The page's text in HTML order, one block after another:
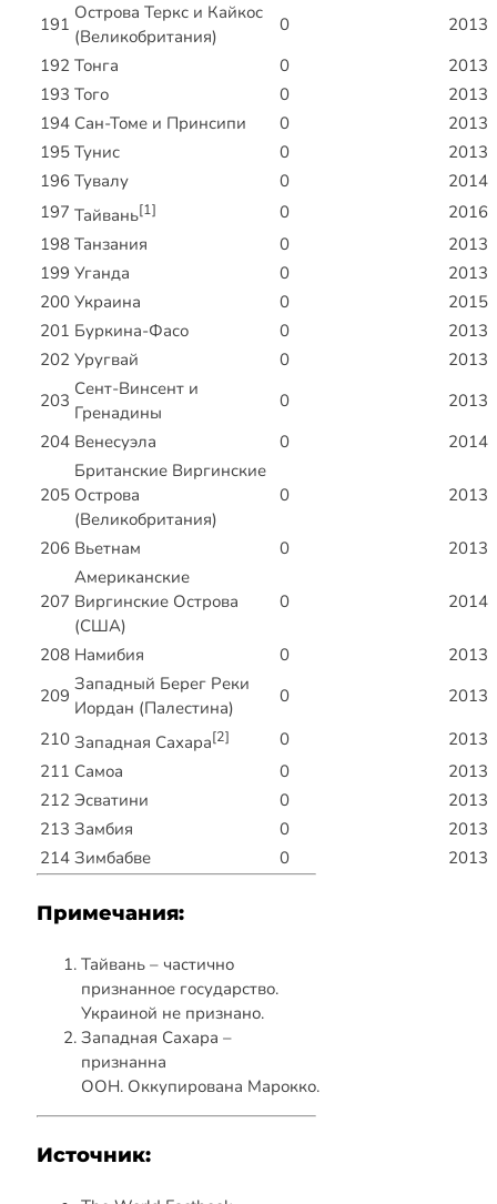
191
Острова Теркс и Кайкос
(Великобритания)
0
2013
192 Тонга 0
2013
193 Того 0
2013
194 Сан-Томе и Принсипи 0
2013
195 Тунис 0
2013
196 Тувалу 0
2014
197 Тайвань[1] 0
2016
198 Танзания 0
2013
199 Уганда 0
2013
200 Украина 0
2015
201 Буркина-Фасо 0
2013
202 Уругвай 0
2013
203
Сент-Винсент и
Гренадины
0
2013
204 Венесуэла 0 2014
205
Британские Виргинские
Острова
(Великобритания)
0 2013
206 Вьетнам 0 2013
207
Американские
Виргинские Острова
(США)
0 2014
208 Намибия 0
2013
209
Западный Берег Реки
Иордан (Палестина)
0
2013
210 Западная Сахара[2] 0
2013
211 Самоа 0
2013
212 Эсватини 0
2013
213 Замбия 0
2013
214 Зимбабве 0 2013
Примечания:
Тайвань – частично
признанное государство.
Украиной не признано.
Западная Сахара –
признанна
ООН. Оккупирована Марокко.
Источник: